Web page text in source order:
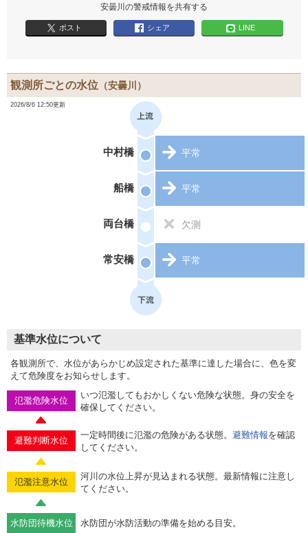
安曇川の警戒情報を共有する
ポスト シェア LINE
観測所ごとの水位 （安曇川）
2026/8/6 12:50更新
中村橋 平常
船橋 平常
両台橋 欠測
常安橋 平常
基準水位について
各観測所で、水位があらかじめ設定された基準に達した場合に、色を変
えて危険度をお知らせします。
氾濫危険水位
いつ氾濫してもおかしくない危険な状態。身の安全を
確保してください。
避難判断水位
一定時間後に氾濫の危険がある状態。 避難情報を確認
してください。
氾濫注意水位
河川の水位上昇が見込まれる状態。最新情報に注意し
てください。
水防団待機水位 水防団が水防活動の準備を始める目安。